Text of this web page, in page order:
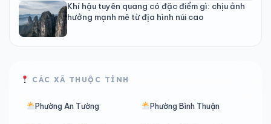
Khí hậu tuyên quang có đặc điểm gì: chịu ảnh
hưởng mạnh mẽ từ địa hình núi cao
CÁC XÃ THUỘC TỈNH
Phường An Tường Phường Bình Thuận